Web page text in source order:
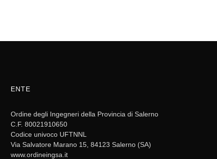
ENTE
Ordine degli Ingegneri della Provincia di Salerno
C.F. 80021910650
Codice univoco UFTNNL
Via Salvatore Marano 15, 84123 Salerno (SA)
www.ordineingsa.it